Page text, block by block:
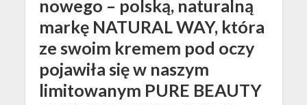
nowego – polską, naturalną
markę NATURAL WAY, która
ze swoim kremem pod oczy
pojawiła się w naszym
limitowanym PURE BEAUTY